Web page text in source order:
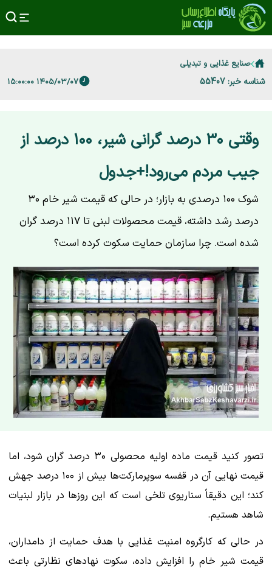
صنایع غذایی و تبدیلی
شناسه خبر: 55407 ۱۴۰۵/۰۳/۰۷ ۱۵:۰۰:۰۰
وقتی ۳۰ درصد گرانی شیر، ۱۰۰ درصد از
جیب مردم می‌رود!+جدول
شوک ۱۰۰ درصدی به بازار؛ در حالی که قیمت شیر خام ۳۰
درصد رشد داشته، قیمت محصولات لبنی تا ۱۱۷ درصد گران
شده است. چرا سازمان حمایت سکوت کرده است؟
تصور کنید قیمت ماده اولیه محصولی ۳۰ درصد گران شود، اما
قیمت نهایی آن در قفسه سوپرمارکت‌ها بیش از ۱۰۰ درصد جهش
کند؛ این دقیقاً سناریوی تلخی است که این روزها در بازار لبنیات
شاهد هستیم.
در حالی که کارگروه امنیت غذایی با هدف حمایت از دامداران،
قیمت شیر خام را افزایش داده، سکوت نهادهای نظارتی باعث